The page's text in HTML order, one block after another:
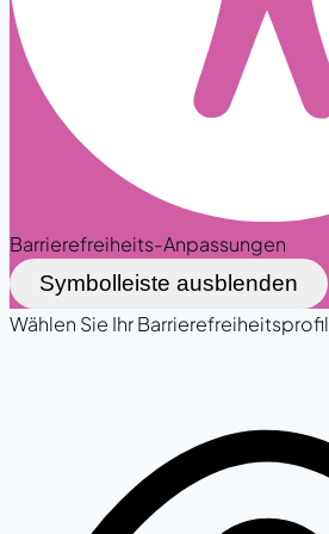
Barrierefreiheits-Anpassungen
Symbolleiste ausblenden
Wählen Sie Ihr Barrierefreiheitsprofil